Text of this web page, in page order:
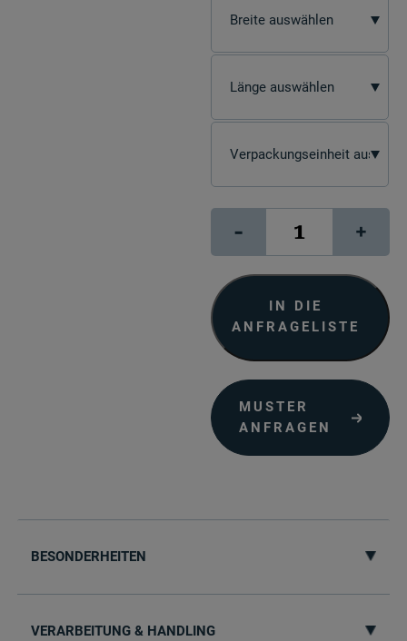
-
Photo
Papier
Gloss
220
Menge
+
IN DIE
ANFRAGELISTE
MUSTER
ANFRAGEN
BESONDERHEITEN
VERARBEITUNG & HANDLING